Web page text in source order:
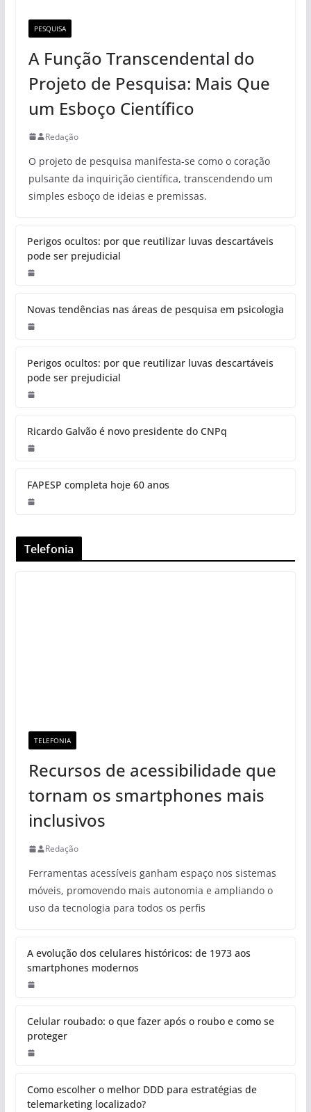
PESQUISA
A Função Transcendental do
Projeto de Pesquisa: Mais Que
um Esboço Científico
Redação
O projeto de pesquisa manifesta-se como o coração
pulsante da inquirição científica, transcendendo um
simples esboço de ideias e premissas.
Perigos ocultos: por que reutilizar luvas descartáveis
pode ser prejudicial
Novas tendências nas áreas de pesquisa em psicologia
Perigos ocultos: por que reutilizar luvas descartáveis
pode ser prejudicial
Ricardo Galvão é novo presidente do CNPq
FAPESP completa hoje 60 anos
Telefonia
TELEFONIA
Recursos de acessibilidade que
tornam os smartphones mais
inclusivos
Redação
Ferramentas acessíveis ganham espaço nos sistemas
móveis, promovendo mais autonomia e ampliando o
uso da tecnologia para todos os perfis
A evolução dos celulares históricos: de 1973 aos
smartphones modernos
Celular roubado: o que fazer após o roubo e como se
proteger
Como escolher o melhor DDD para estratégias de
telemarketing localizado?